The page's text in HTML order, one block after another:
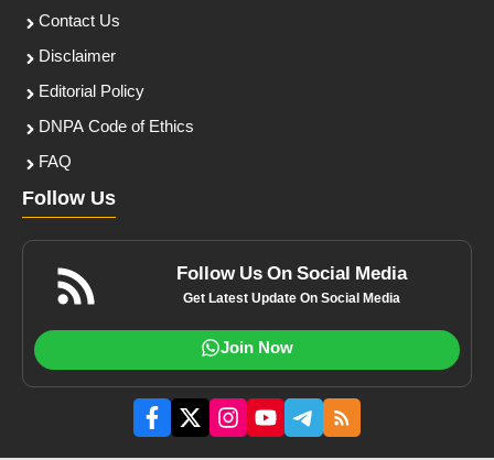
Contact Us
Disclaimer
Editorial Policy
DNPA Code of Ethics
FAQ
Follow Us
Follow Us On Social Media
Get Latest Update On Social Media
Join Now